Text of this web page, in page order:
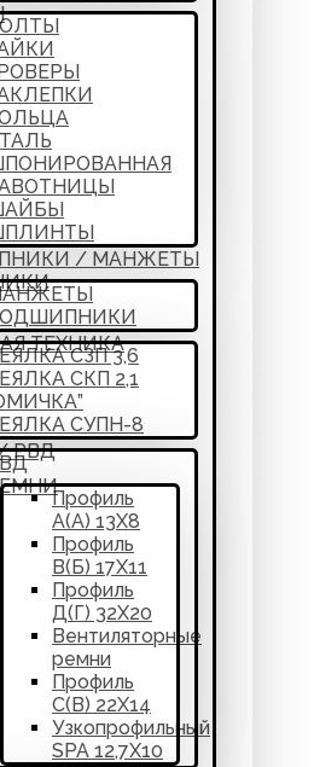
/ МАНЖЕТЫ
ТЕХНИКА
СЗП 3,6
СКП 2,1
СУПН-8
РВД
Профиль
А(А) 13Х8
Профиль
В(Б) 17Х11
Профиль
Д(Г) 32Х20
Вентиляторные
ремни
Профиль
С(В) 22Х14
Узкопрофильный
SPA 12,7Х10